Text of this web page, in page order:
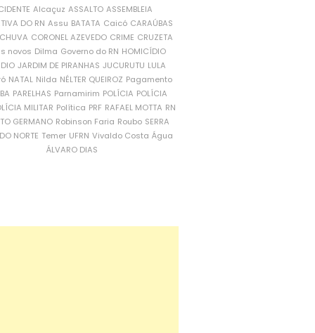
Alcaçuz ASSALTO ASSEMBLEIA
DO RN Assu BATATA Caicó CARAÚBAS
CORONEL AZEVEDO CRIME CRUZETA
novos Dilma Governo do RN HOMICÍDIO
JARDIM DE PIRANHAS JUCURUTU LULA
NATAL Nilda NÉLTER QUEIROZ Pagamento
PARELHAS Parnamirim POLÍCIA POLÍCIA
MILITAR Política PRF RAFAEL MOTTA RN
GERMANO Robinson Faria Roubo SERRA
NORTE Temer UFRN Vivaldo Costa Água
ÁLVARO DIAS